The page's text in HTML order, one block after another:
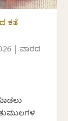
ಕತೆ
|ವಾರದ